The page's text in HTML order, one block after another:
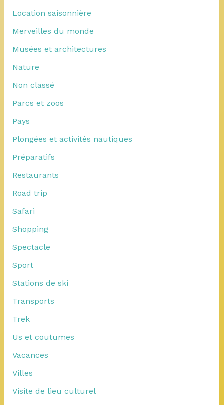
Location saisonnière
Merveilles du monde
Musées et architectures
Nature
Non classé
Parcs et zoos
Pays
Plongées et activités nautiques
Préparatifs
Restaurants
Road trip
Safari
Shopping
Spectacle
Sport
Stations de ski
Transports
Trek
Us et coutumes
Vacances
Villes
Visite de lieu culturel